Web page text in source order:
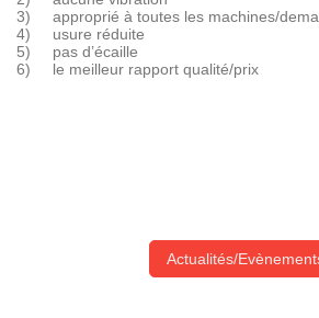
3) approprié à toutes les machines/
4) usure réduite
5) pas d’écaille
6) le meilleur rapport qualité/prix
Actualités/